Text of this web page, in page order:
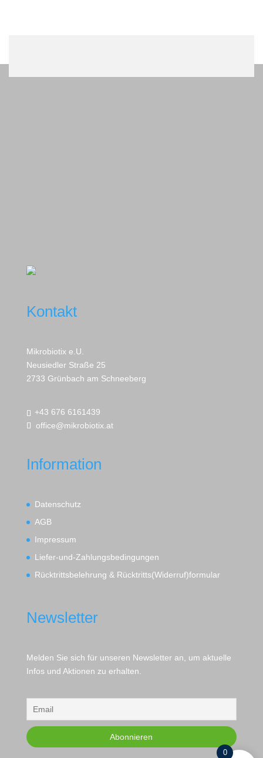
Kontakt
Mikrobiotix e.U.
Neusiedler Straße 25
2733 Grünbach am Schneeberg
+43 676 6161439
office@mikrobiotix.at
Information
Datenschutz
AGB
Impressum
Liefer-und-Zahlungsbedingungen
Rücktrittsbelehrung & Rücktritts(Widerruf)formular
Newsletter
Melden Sie sich für unseren Newsletter an, um aktuelle
Infos und Aktionen zu erhalten.
0